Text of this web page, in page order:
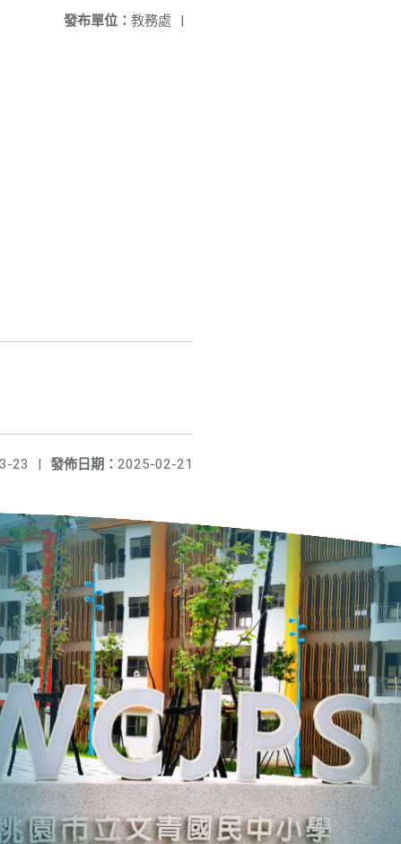
發布單位： 教務處 |
發佈日期： 2025-02-21
23 |